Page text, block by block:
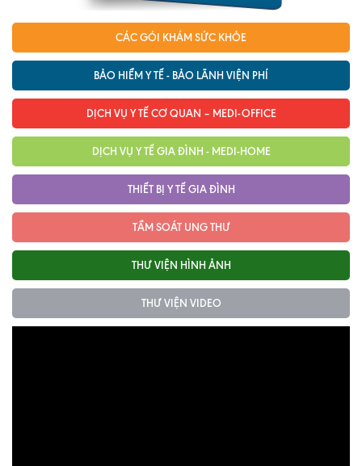
Nội soi tiêu hóa
Gói khám sức khỏe cá nhân định kỳ
Gói khám tầm soát ung thư sớm
Gói quản lý mạn tính
Bác sĩ online - Tư vấn từ xa
Bác sĩ gia đình chăm sóc y tế 24/7
Nhà thuốc GPP
CÁC GÓI KHÁM SỨC KHỎE
BẢO HIỂM Y TẾ - BẢO LÃNH VIỆN PHÍ
DỊCH VỤ Y TẾ CƠ QUAN – MEDI-OFFICE
DỊCH VỤ Y TẾ GIA ĐÌNH - MEDI-HOME
THIẾT BỊ Y TẾ GIA ĐÌNH
TẦM SOÁT UNG THƯ
THƯ VIỆN HÌNH ẢNH
THƯ VIỆN VIDEO